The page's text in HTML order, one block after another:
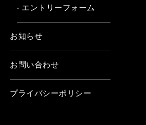
- エントリーフォーム
お知らせ
お問い合わせ
プライバシーポリシー